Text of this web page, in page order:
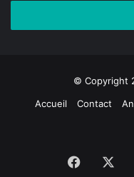
© Copyright
Accueil
Contact